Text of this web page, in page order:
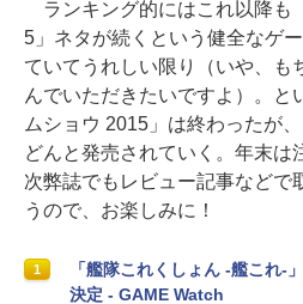
ランキング的にはこれ以降も
5」ネタが続くという健全なゲ
ていてうれしい限り（いや、も
んでいただきたいですよ）。と
ムショウ 2015」は終わったが
どんと発売されていく。年末は
次弊誌でもレビュー記事などで
うので、お楽しみに！
1
「艦隊これくしょん -艦これ-
決定 - GAME Watch